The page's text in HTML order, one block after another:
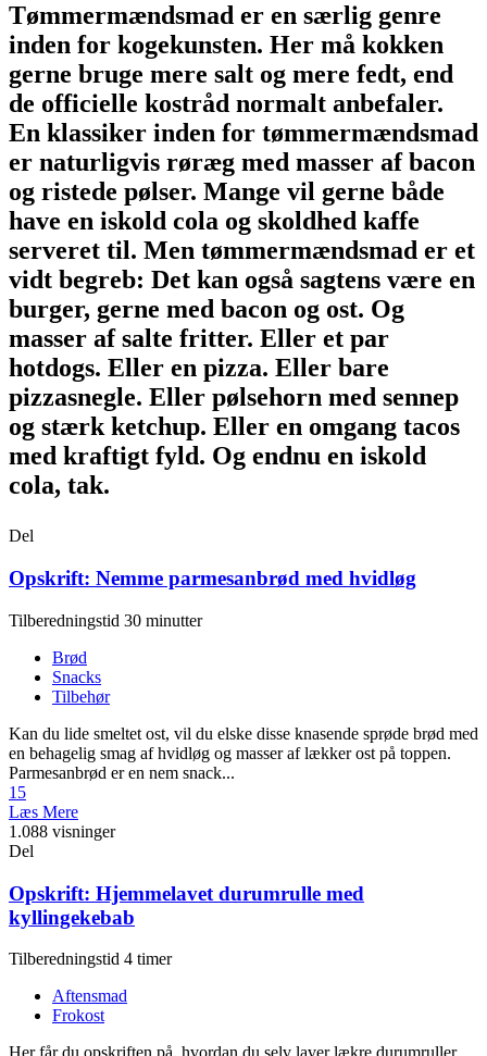
Tømmermændsmad er en særlig genre
inden for kogekunsten. Her må kokken
gerne bruge mere salt og mere fedt, end
de officielle kostråd normalt anbefaler.
En klassiker inden for tømmermændsmad
er naturligvis røræg med masser af bacon
og ristede pølser. Mange vil gerne både
have en iskold cola og skoldhed kaffe
serveret til. Men tømmermændsmad er et
vidt begreb: Det kan også sagtens være en
burger, gerne med bacon og ost. Og
masser af salte fritter. Eller et par
hotdogs. Eller en pizza. Eller bare
pizzasnegle. Eller pølsehorn med sennep
og stærk ketchup. Eller en omgang tacos
med kraftigt fyld. Og endnu en iskold
cola, tak.
Del
Opskrift: Nemme parmesanbrød med hvidløg
Tilberedningstid 30 minutter
Brød
Snacks
Tilbehør
Kan du lide smeltet ost, vil du elske disse knasende sprøde brød med
en behagelig smag af hvidløg og masser af lækker ost på toppen.
Parmesanbrød er en nem snack...
15
Læs Mere
1.088 visninger
Del
Opskrift: Hjemmelavet durumrulle med
kyllingekebab
Tilberedningstid 4 timer
Aftensmad
Frokost